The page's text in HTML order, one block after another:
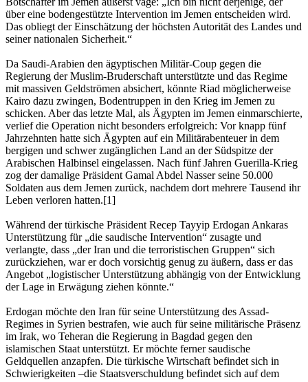
über eine bodengestützte Intervention im Jemen entscheiden wird.
Das obliegt der Einschätzung der höchsten Autorität des Landes und
seiner nationalen Sicherheit.“
Da Saudi-Arabien den ägyptischen Militär-Coup gegen die
Regierung der Muslim-Bruderschaft unterstützte und das Regime
mit massiven Geldströmen absichert, könnte Riad möglicherweise
Kairo dazu zwingen, Bodentruppen in den Krieg im Jemen zu
schicken. Aber das letzte Mal, als Ägypten im Jemen einmarschierte,
verlief die Operation nicht besonders erfolgreich: Vor knapp fünf
Jahrzehnten hatte sich Ägypten auf ein Militärabenteuer in dem
bergigen und schwer zugänglichen Land an der Südspitze der
Arabischen Halbinsel eingelassen. Nach fünf Jahren Guerilla-Krieg
zog der damalige Präsident Gamal Abdel Nasser seine 50.000
Soldaten aus dem Jemen zurück, nachdem dort mehrere Tausend ihr
Leben verloren hatten.[1]
Während der türkische Präsident Recep Tayyip Erdogan Ankaras
Unterstützung für „die saudische Intervention“ zusagte und
verlangte, dass „der Iran und die terroristischen Gruppen“ sich
zurückziehen, war er doch vorsichtig genug zu äußern, dass er das
Angebot „logistischer Unterstützung abhängig von der Entwicklung
der Lage in Erwägung ziehen könnte.“
Erdogan möchte den Iran für seine Unterstützung des Assad-
Regimes in Syrien bestrafen, wie auch für seine militärische Präsenz
im Irak, wo Teheran die Regierung in Bagdad gegen den
islamischen Staat unterstützt. Er möchte ferner saudische
Geldquellen anzapfen. Die türkische Wirtschaft befindet sich in
Schwierigkeiten –die Staatsverschuldung befindet sich auf dem